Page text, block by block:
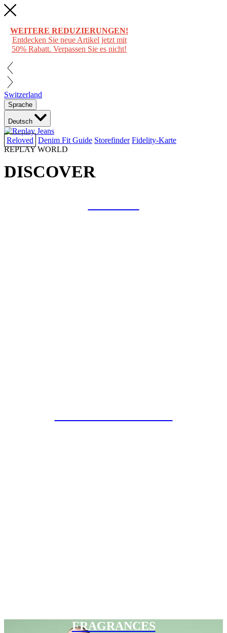
WEITERE REDUZIERUNGEN!
Entdecken Sie neue Artikel jetzt mit
50% Rabatt. Verpassen Sie es nicht!
Switzerland
Sprache
Deutsch
Reloved Denim Fit Guide Storefinder Fidelity-Karte
REPLAY WORLD
DISCOVER
FRAGRANCES